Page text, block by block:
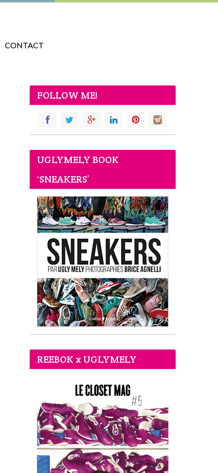
CONTACT
FOLLOW ME!
UGLYMELY BOOK
‘SNEAKERS’
REEBOK x UGLYMELY